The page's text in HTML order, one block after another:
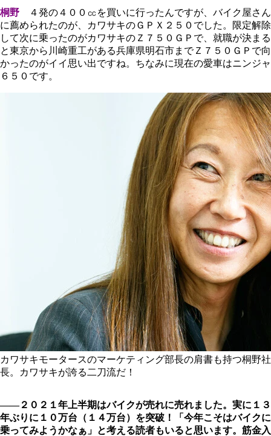
桐野 ４発の４００㏄を買いに行ったんですが、バイク屋さん
に薦められたのが、カワサキのＧＰＸ２５０でした。限定解除
して次に乗ったのがカワサキのＺ７５０ＧＰで、就職が決まる
と東京から川崎重工がある兵庫県明石市までＺ７５０ＧＰで向
かったのがイイ思い出ですね。ちなみに現在の愛車はニンジャ
６５０です。
カワサキモータースのマーケティング部長の肩書も持つ桐野社
長。カワサキが誇る二刀流だ！
――２０２１年上半期はバイクが売れに売れました。実に１３
年ぶりに１０万台（１４万台）を突破！「今年こそはバイクに
乗ってみようかなぁ」と考える読者もいると思います。筋金入